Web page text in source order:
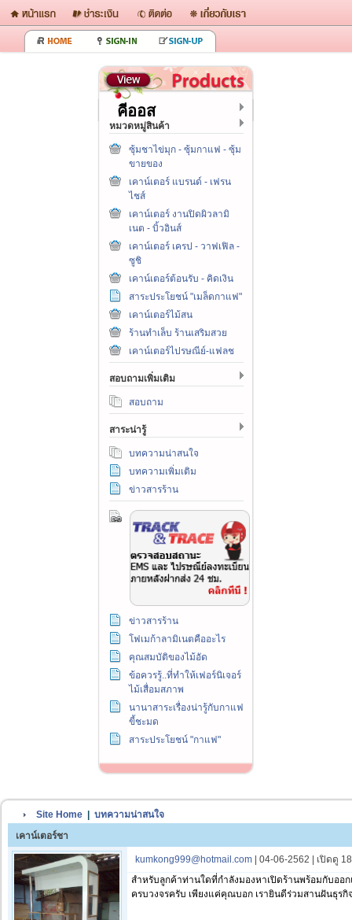
คีออส
หมวดหมู่สินค้า
ซุ้มชาไข่มุก - ซุ้มกาแฟ - ซุ้ม
ขายของ
เคาน์เตอร์ แบรนด์ - เฟรน
ไชส์
เคาน์เตอร์ งานปิดผิวลามิ
เนต - บิ้วอินส์
เคาน์เตอร์ เครป - วาฟเฟิล -
ซูชิ
เคาน์เตอร์ต้อนรับ - คิดเงิน
สาระประโยชน์ "เมล็ดกาแฟ"
เคาน์เตอร์ไม้สน
ร้านทำเล็บ ร้านเสริมสวย
เคาน์เตอร์ไปรษณีย์-แฟลช
สอบถามเพิ่มเติม
สอบถาม
สาระน่ารู้
บทความน่าสนใจ
บทความเพิ่มเติม
ข่าวสารร้าน
ข่าวสารร้าน
โฟเมก้าลามิเนตคืออะไร
คุณสมบัติของไม้อัด
ข้อควรรู้..ที่ทำให้เฟอร์นิเจอร์
ไม้เสื่อมสภาพ
นานาสาระเรื่องน่ารู้กับกาแฟ
ขี้ชะมด
สาระประโยชน์ "กาแฟ"
Site Home
บทความน่าสนใจ
เคาน์เตอร์ชา
kumkong999@hotmail.com | 04-06-2562 | เปิดดู
สำหรับลูกค้าท่านใดที่กำลังมองหาเปิดร้านพร้อมกับออ
ครบวงจรครับ เพียงแค่คุณบอก เรายินดีร่วมสานฝันธุร